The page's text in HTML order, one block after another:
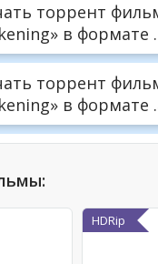
торрент
в формате
торрент
в формате
HDRip